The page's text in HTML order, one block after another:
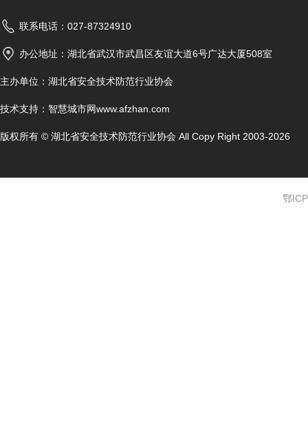
联系电话：027-87324910
办公地址：湖北省武汉市武昌区友谊大道6号广达大厦508室
主办单位：湖北省安全技术防范行业协会
技术支持： 智慧城市网www.afzhan.com
版权所有 © 湖北省安全技术防范行业协会 All Copy Right 2003-2026
鄂